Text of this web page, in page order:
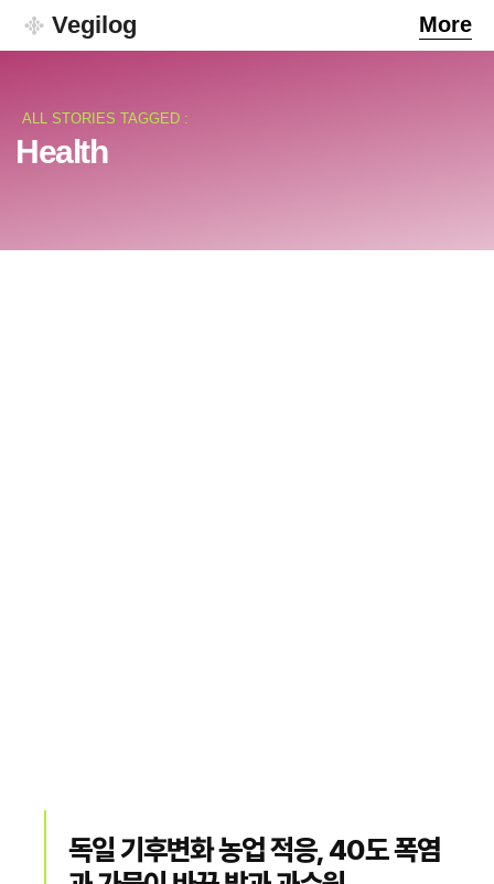
Vegilog More
ALL STORIES TAGGED :
Health
독일 기후변화 농업 적응, 40도 폭염